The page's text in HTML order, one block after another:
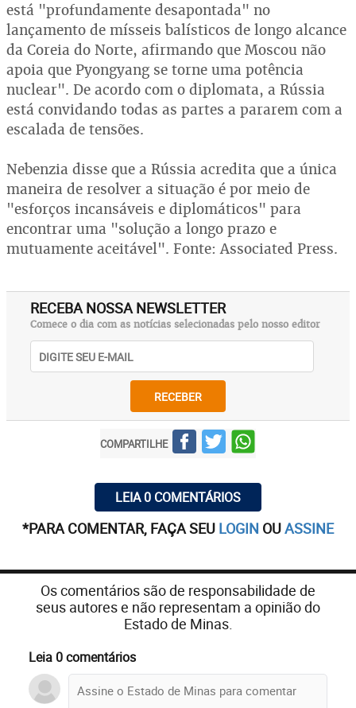
está "profundamente desapontada" no
lançamento de mísseis balísticos de longo alcance
da Coreia do Norte, afirmando que Moscou não
apoia que Pyongyang se torne uma potência
nuclear". De acordo com o diplomata, a Rússia
está convidando todas as partes a pararem com a
escalada de tensões.
Nebenzia disse que a Rússia acredita que a única
maneira de resolver a situação é por meio de
"esforços incansáveis e diplomáticos" para
encontrar uma "solução a longo prazo e
mutuamente aceitável". Fonte: Associated Press.
RECEBA NOSSA NEWSLETTER
Comece o dia com as notícias selecionadas pelo nosso editor
RECEBER
COMPARTILHE
LEIA 0 COMENTÁRIOS
*PARA COMENTAR, FAÇA SEU LOGIN OUASSINE
Os comentários são de responsabilidade de
seus autores e não representam a opinião do
Estado de Minas.
Leia 0 comentários